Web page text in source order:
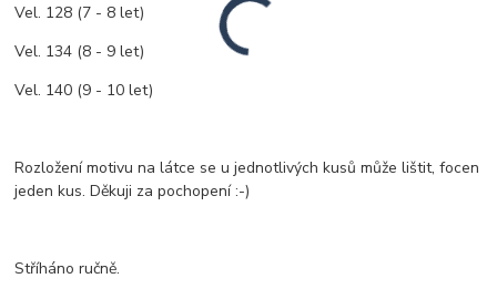
Vel. 128 (7 - 8 let)
Vel. 134 (8 - 9 let)
Vel. 140 (9 - 10 let)
Rozložení motivu na látce se u jednotlivých kusů může lištit, focen
jeden kus. Děkuji za pochopení :-)
Stříháno ručně.